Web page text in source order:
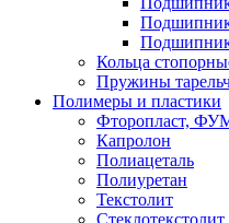
Кольца
Пружины
Полимеры и пластики
Фторопласт,
Капролон
Полиацеталь
Полиуретан
Текстолит
Стеклотекстолит